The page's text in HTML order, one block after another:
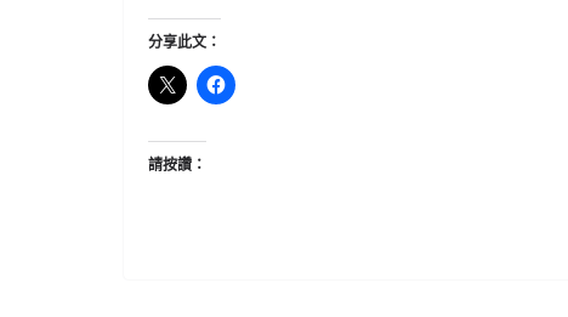
分享此文：
請按讚：